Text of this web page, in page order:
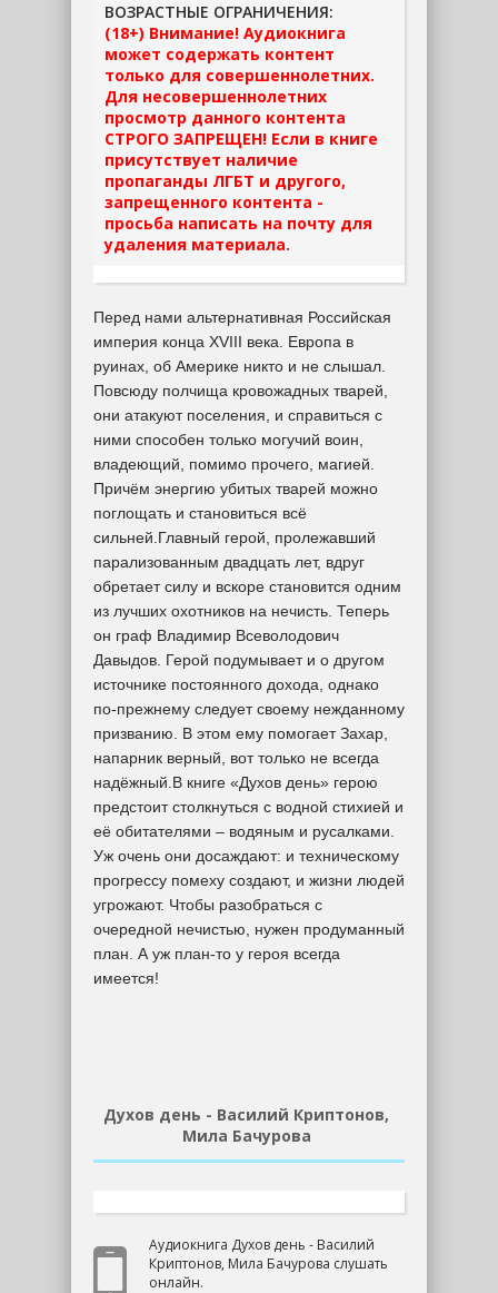
ВОЗРАСТНЫЕ ОГРАНИЧЕНИЯ:
(18+) Внимание! Аудиокнига
может содержать контент
только для совершеннолетних.
Для несовершеннолетних
просмотр данного контента
СТРОГО ЗАПРЕЩЕН! Если в книге
присутствует наличие
пропаганды ЛГБТ и другого,
запрещенного контента -
просьба написать на почту для
удаления материала.
Перед нами альтернативная Российская
империя конца XVIII века. Европа в
руинах, об Америке никто и не слышал.
Повсюду полчища кровожадных тварей,
они атакуют поселения, и справиться с
ними способен только могучий воин,
владеющий, помимо прочего, магией.
Причём энергию убитых тварей можно
поглощать и становиться всё
сильней.Главный герой, пролежавший
парализованным двадцать лет, вдруг
обретает силу и вскоре становится одним
из лучших охотников на нечисть. Теперь
он граф Владимир Всеволодович
Давыдов. Герой подумывает и о другом
источнике постоянного дохода, однако
по-прежнему следует своему нежданному
призванию. В этом ему помогает Захар,
напарник верный, вот только не всегда
надёжный.В книге «Духов день» герою
предстоит столкнуться с водной стихией и
её обитателями – водяным и русалками.
Уж очень они досаждают: и техническому
прогрессу помеху создают, и жизни людей
угрожают. Чтобы разобраться с
очередной нечистью, нужен продуманный
план. А уж план-то у героя всегда
имеется!
Духов день - Василий Криптонов,
Мила Бачурова
Аудиокнига Духов день - Василий
Криптонов, Мила Бачурова слушать
онлайн.